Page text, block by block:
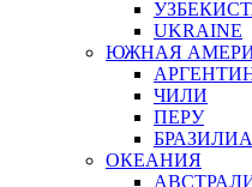
UKRAINE
ЮЖНАЯ
ЧИЛИ
ПЕРУ
БРАЗИЛИА
ОКЕАНИЯ